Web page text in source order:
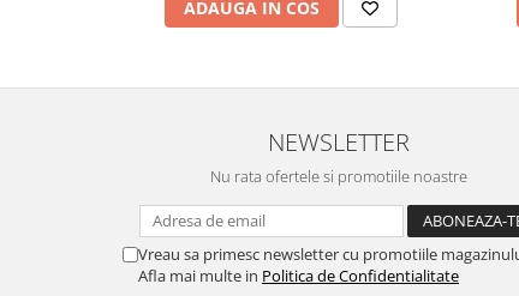
ADAUGA IN COS
NEWSLETTER
Nu rata ofertele si promotiile noastre
Vreau sa primesc newsletter cu promotiile
Afla mai multe in Politica de Confidentialitate